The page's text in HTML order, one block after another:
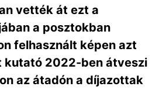
vették át ezt a
a posztokban
felhasznált képen azt
kutató 2022-ben átveszi
az átadón a díjazottak